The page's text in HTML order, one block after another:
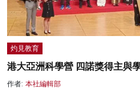
灼見教育
港大亞洲科學營 四諾獎得主與
作者: 本社編輯部